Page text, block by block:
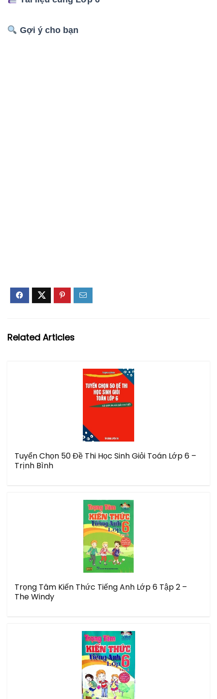
Gợi ý cho bạn
Related Articles
Tuyển Chọn 50 Đề Thi Học Sinh Giỏi Toán Lớp 6 –
Trịnh Bình
Trọng Tâm Kiến Thức Tiếng Anh Lớp 6 Tập 2 –
The Windy